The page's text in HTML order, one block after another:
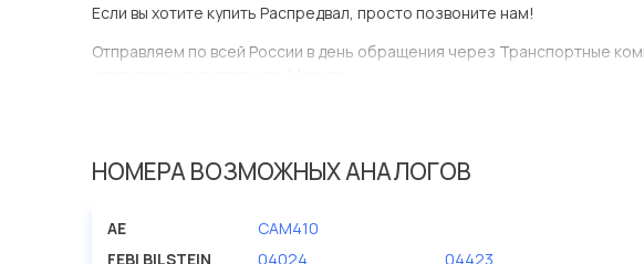
Если вы хотите купить Распредвал, просто позвоните нам!
Отправляем по всей России в день обращения через Транспортные
Мы продаем сертифицированные колодки тормозные дисковые с
производителя KOLBENSCHMIDT.
НОМЕРА ВОЗМОЖНЫХ АНАЛОГОВ
AE
CAM410
FEBI BILSTEIN
04024
04423